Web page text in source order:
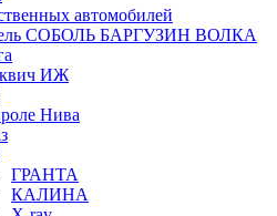
автомобилей
СОБОЛЬ БАРГУЗИН ВОЛКА
ИЖ
Нива
ГРАНТА
КАЛИНА